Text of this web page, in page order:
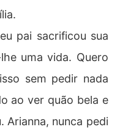
pai sacrificou sua
uma vida. Quero
sem pedir nada
ao ver quão bela e
nunca pedi